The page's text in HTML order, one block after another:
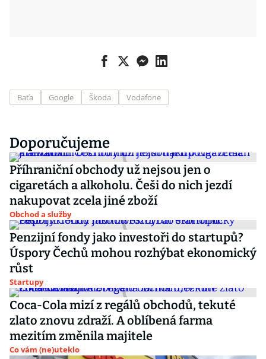
Baťa Google Škoda Vodafone
Doporučujeme
Příhraniční obchody už nejsou jen o
cigaretách a alkoholu. Češi do nich jezdí
nakupovat zcela jiné zboží
Obchod a služby
Penzijní fondy jako investoři do startupů?
Úspory Čechů mohou rozhýbat ekonomický
růst
Startupy
Coca-Cola mizí z regálů obchodů, tekuté
zlato znovu zdraží. A oblíbená farma
mezitím změnila majitele
Co vám (ne)uteklo